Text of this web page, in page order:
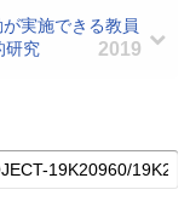
実施できる教員
研究
2019